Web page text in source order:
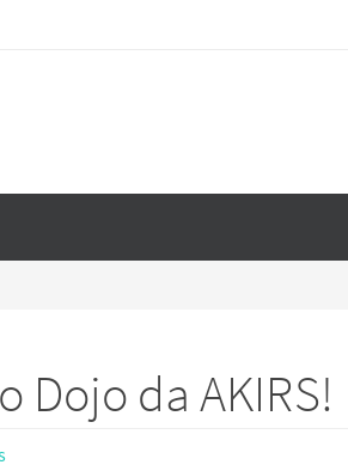
Dojo da AKIRS!